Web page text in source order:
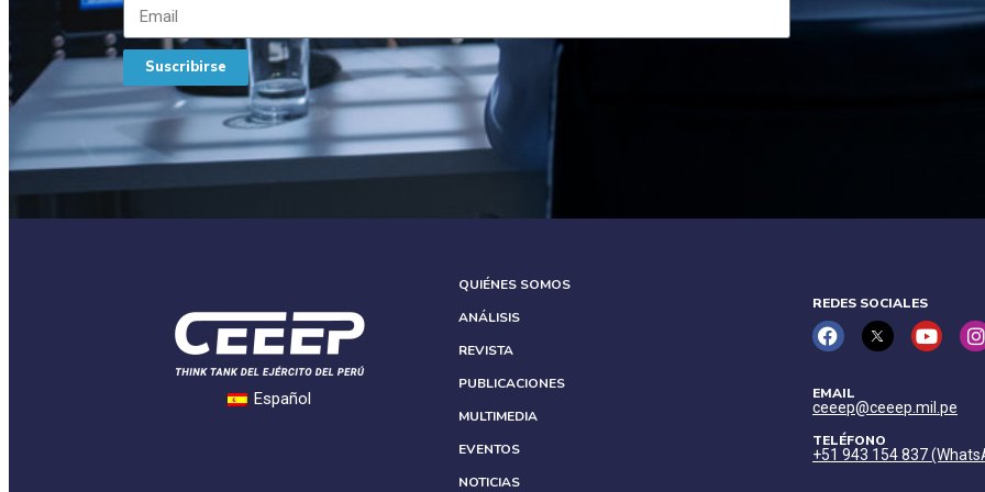
Suscribirse
Español
QUIÉNES SOMOS
ANÁLISIS
REVISTA
PUBLICACIONES
MULTIMEDIA
EVENTOS
NOTICIAS
REDES SOCIALES
EMAIL
ceeep@ceeep.mil.pe
TELÉFONO
+51 943 154 837